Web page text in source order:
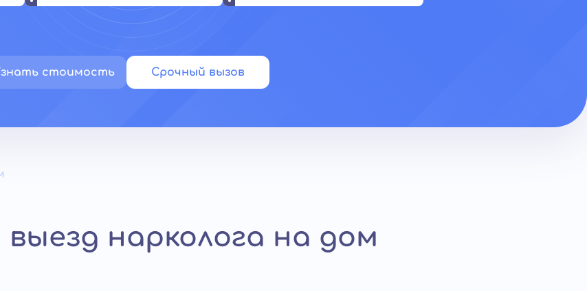
стоимость Срочный вызов
нарколога на дом